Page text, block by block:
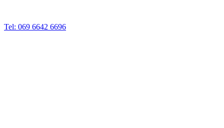
Tel: 069 6642 6696